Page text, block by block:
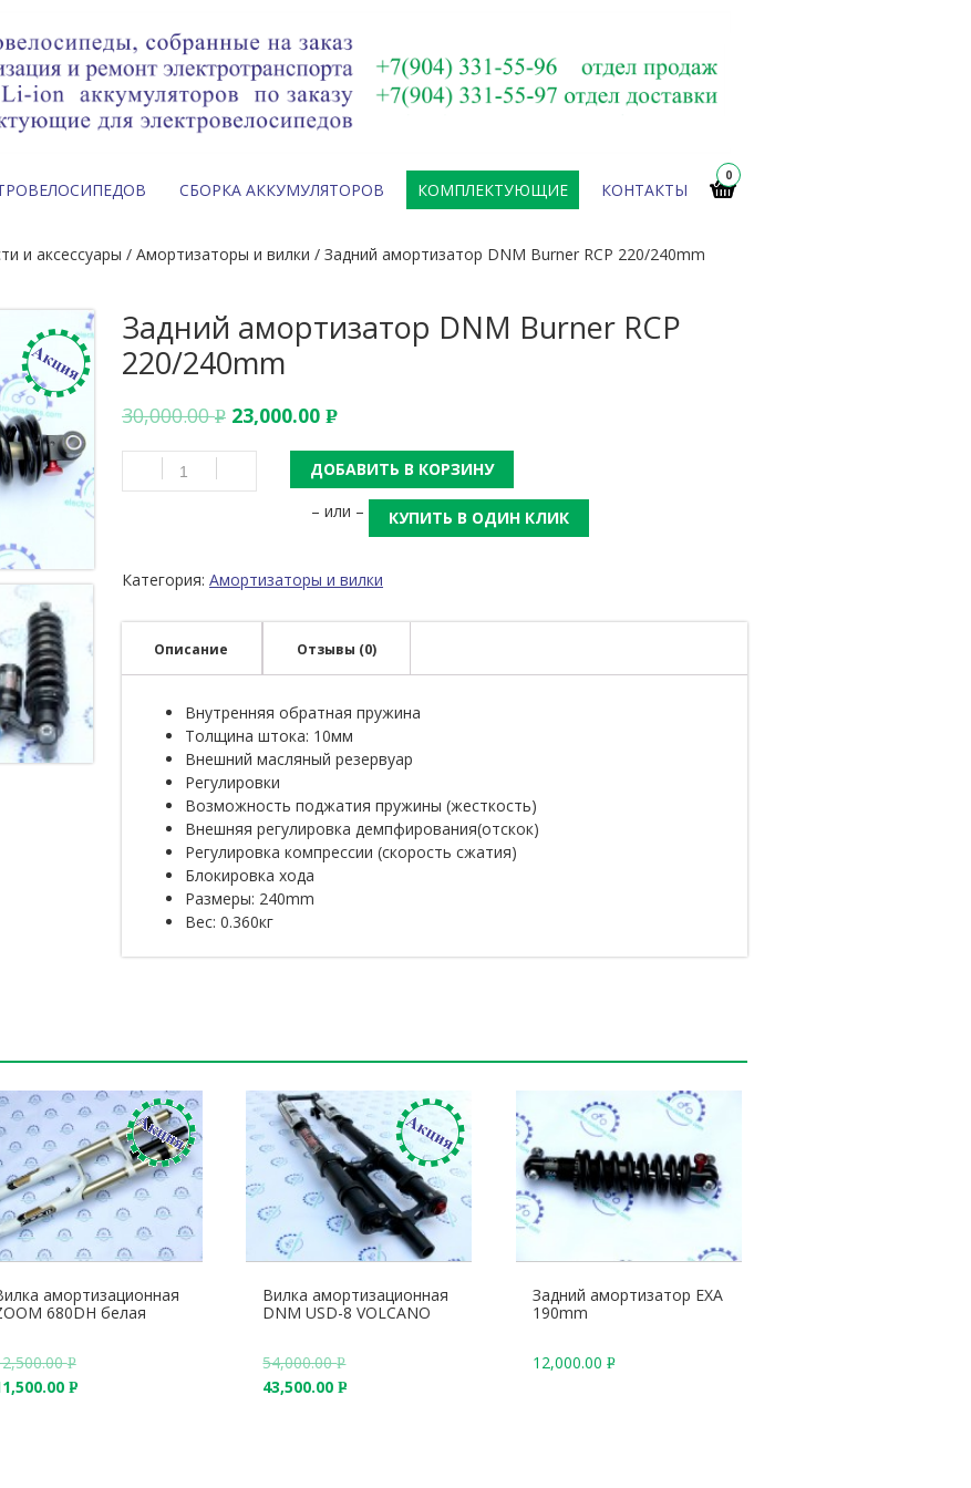
0
СБОРКА АККУМУЛЯТОРОВ КОМПЛЕКТУЮЩИЕ КОНТАКТЫ
и аксессуары / Амортизаторы и вилки / Задний амортизатор DNM Burner RCP 220/240mm
Задний амортизатор DNM Burner RCP
220/240mm
30,000.00Р
УБ.
23,000.00 Р
УБ.
ДОБАВИТЬ В КОРЗИНУ
– или –
КУПИТЬ В ОДИН КЛИК
Категория: Амортизаторы и вилки
Описание Отзывы (0)
Внутренняя обратная пружина
Толщина штока: 10мм
Внешний масляный резервуар
Регулировки
Возможность поджатия пружины (жесткость)
Внешняя регулировка демпфирования(отскок)
Регулировка компрессии (скорость сжатия)
Блокировка хода
Размеры: 240mm
Вес: 0.360кг
амортизационная
680DH белая
Р
У
Р
Вилка амортизационная
DNM USD-8 VOLCANO
54,000.00Р
У
43,500.00Р
Задний амортизатор EXA
190mm
12,000.00Р